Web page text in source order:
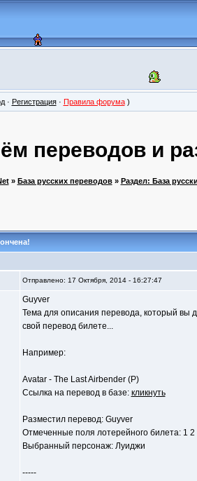
· Регистрация· Правила форума)
переводов и
» База русских переводов» Раздел: База
Отправлено: 17 Октября, 2014 - 16:27:47
Guyver
Тема для описания перевода, который вы
свой перевод билете...
Например:
Avatar - The Last Airbender (P)
Ссылка на перевод в базе: кликнуть
Разместил перевод: Guyver
Отмеченные поля лотерейного билета: 1 2
Выбранный персонаж: Луиджи
-----